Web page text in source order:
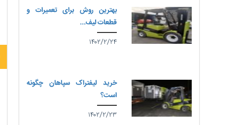
بهترین روش برای تعمیرات و
قطعات لیف...
۱۴۰۲/۲/۲۴
خرید لیفتراک سپاهان چگونه
است؟
۱۴۰۲/۲/۲۳